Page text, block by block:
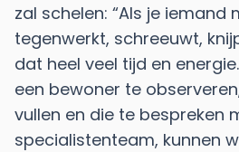
zal schelen: “Als je
tegenwerkt, schreeuwt,
dat heel veel tijd en
een bewoner te
vullen en die te bespreken
specialistenteam, kunnen